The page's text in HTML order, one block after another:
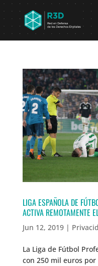
LIGA ESPAÑOLA DE
ACTIVA REMOTAMENTE
Jun 12, 2019|
La Liga de Fútbol
con 250 mil euros